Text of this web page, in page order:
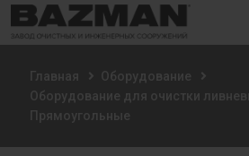
Главная
Оборудование
Оборудование для очистки
Прямоугольные